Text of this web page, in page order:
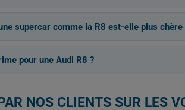
supercar comme la R8 est-elle plus chère
pour une Audi R8 ?
NOS CLIENTS SUR LES